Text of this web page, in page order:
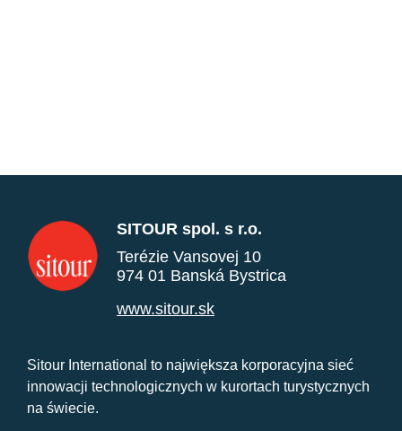
SITOUR spol. s r.o.
Terézie Vansovej 10
974 01 Banská Bystrica
www.sitour.sk
Sitour International to największa korporacyjna sieć
innowacji technologicznych w kurortach turystycznych
na świecie.